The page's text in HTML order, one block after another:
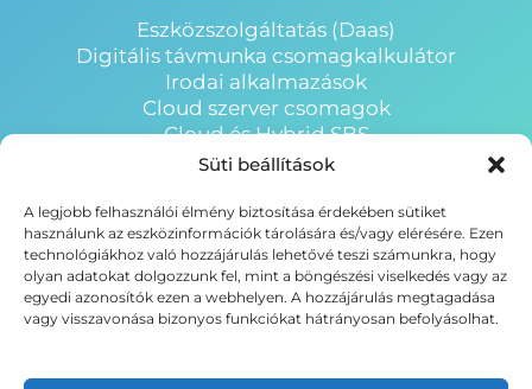
Süti beállítások
A legjobb felhasználói élmény biztosítása érdekében sütiket
használunk az eszközinformációk tárolására és/vagy elérésére. Ezen
technológiákhoz való hozzájárulás lehetővé teszi számunkra, hogy
olyan adatokat dolgozzunk fel, mint a böngészési viselkedés vagy az
egyedi azonosítók ezen a webhelyen. A hozzájárulás megtagadása
vagy visszavonása bizonyos funkciókat hátrányosan befolyásolhat.
Eszközszolgáltatás (Daas)
Digitális távmunka csomagkalkulátor
Irodai alkalmazások
Cloud szerver csomagok
Cloud és Hybrid SBS
Microsoft 365
Szoftvereszköz-gazdálkodás
Hasznos linkek
Impresszum